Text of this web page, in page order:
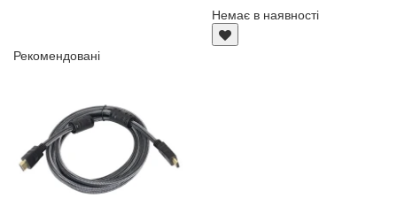
Немає в наявності
Рекомендовані